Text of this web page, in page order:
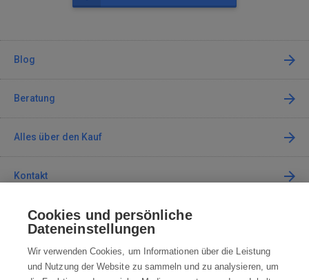
Blog
Beratung
Alles über den Kauf
Kontakt
Kontaktieren Sie uns
info@robotworld.de
+49 25 197 159 962 Mo-Fr 8:00—16:00 Uhr
Cookies und persönliche
Dateneinstellungen
Wir verwenden Cookies, um Informationen über die Leistung
und Nutzung der Website zu sammeln und zu analysieren, um